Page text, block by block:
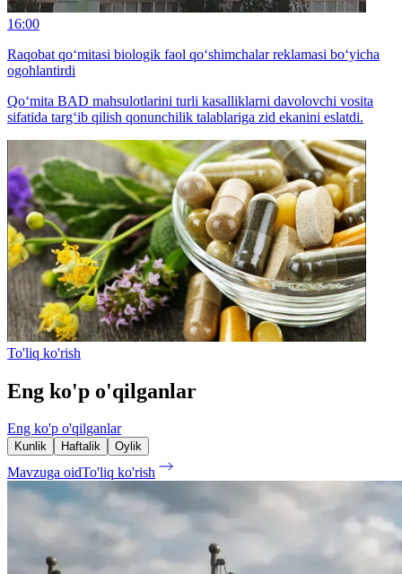
16:00
Raqobat qo‘mitasi biologik faol qo‘shimchalar reklamasi bo‘yicha
ogohlantirdi
Qo‘mita BАD mahsulotlarini turli kasalliklarni davolovchi vosita
sifatida targ‘ib qilish qonunchilik talablariga zid ekanini eslatdi.
To'liq ko'rish
Eng ko'p o'qilganlar
Eng ko'p o'qilganlar
Kunlik Haftalik Oylik
Mavzuga oidTo'liq ko'rish